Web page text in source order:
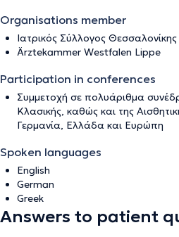
Organisations member
Ιατρικός Σύλλογος Θεσσαλονίκης
Ärztekammer Westfalen Lippe
Participation in conferences
Συμμετοχή σε πολυάριθμα
Κλασικής, καθώς και της
Γερμανία, Ελλάδα και Ευρώπη
Spoken languages
English
German
Greek
Answers to patient